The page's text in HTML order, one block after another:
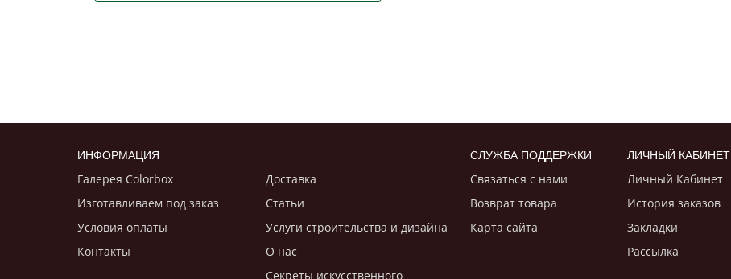
ИНФОРМАЦИЯ
Галерея Colorbox
Доставка
Изготавливаем под заказ
Статьи
Условия оплаты
Услуги строительствa и дизайнa
Контакты
О нас
Секреты искусственного
СЛУЖБА ПОДДЕРЖКИ
Связаться с нами
Возврат товара
Карта сайта
ЛИЧНЫЙ КАБИНЕТ
Личный Кабинет
История заказов
Закладки
Рассылка